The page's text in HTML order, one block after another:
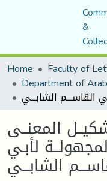
&
Home
المعنــى
لأبـي
الشابـــي